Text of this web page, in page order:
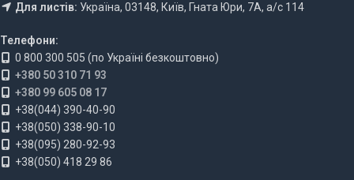
Для листів: Україна, 03148, Київ, Гната Юри, 7А, а/с 114
Телефони:
0 800 300 505 (по Україні безкоштовно)
+380 50 310 71 93
+380 99 605 08 17
+38(044) 390-40-90
+38(050) 338-90-10
+38(095) 280-92-93
+38(050) 418 29 86